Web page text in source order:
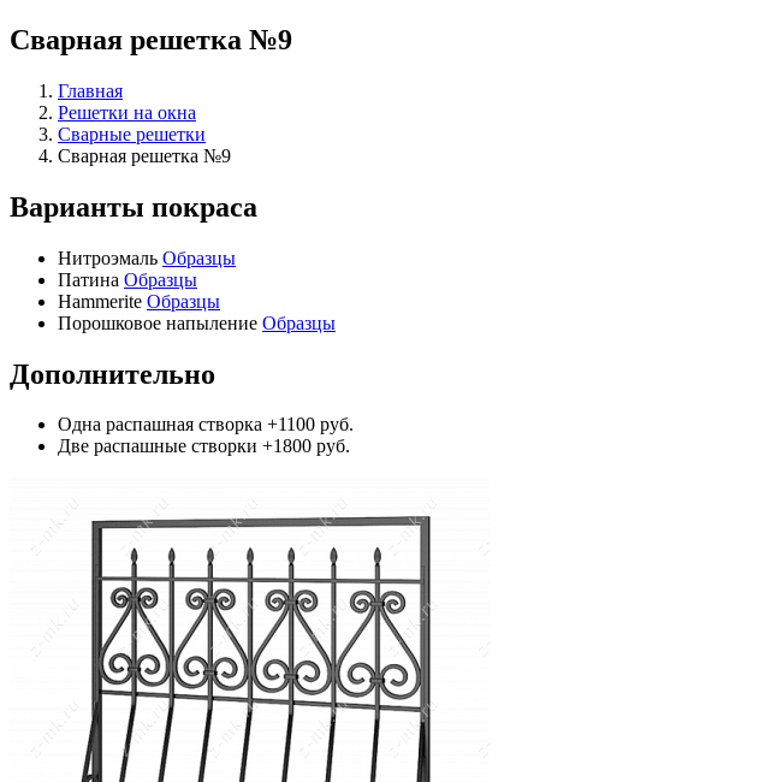
Сварная решетка №9
Главная
Решетки на окна
Сварные решетки
Сварная решетка №9
Варианты покраса
Нитроэмаль Образцы
Патина Образцы
Hammerite Образцы
Порошковое напыление Образцы
Дополнительно
Одна распашная створка +1100 руб.
Две распашные створки +1800 руб.